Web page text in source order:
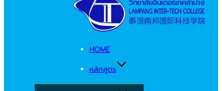
HOME
หลักสูตร